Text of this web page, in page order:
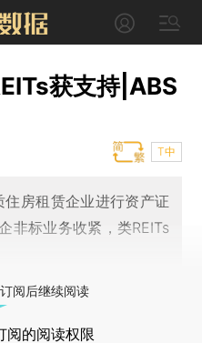
获支持|ABS
T中
房租赁企业进行资产证
非标业务收紧，类REITs
阅后继续阅读
阅的阅读权限